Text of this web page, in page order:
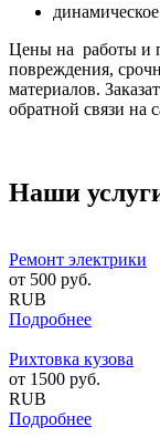
Цены на работы и
повреждения,
материалов.
обратной связи на
Наши
Ремонт электрики
от 500 руб.
RUB
Подробнее
Рихтовка кузова
от 1500 руб.
RUB
Подробнее